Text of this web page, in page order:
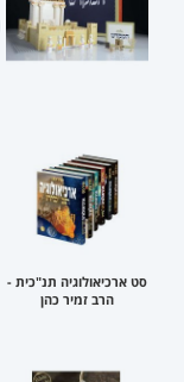
סט ארכיאולוגיה תנ"כית -
הרב זמיר כהן